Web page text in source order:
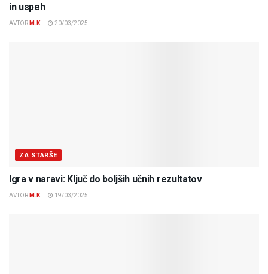
in uspeh
AVTOR M.K. 20/03/2025
ZA STARŠE
Igra v naravi: Ključ do boljših učnih rezultatov
AVTOR M.K. 19/03/2025